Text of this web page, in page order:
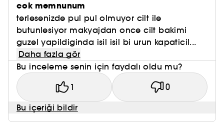
cok memnunum
terlesenizde pul pul olmuyor cilt ile
butunlesiyor makyajdan once cilt bakimi
guzel yapildiginda isil isil bi urun kapaticil...
Daha fazla gör
Bu inceleme senin için faydalı oldu mu?
1 0
Bu içeriği bildir